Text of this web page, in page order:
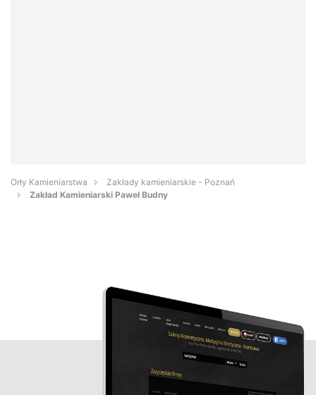
Orły Kamieniarstwa
Zakłady kamieniarskie - Poznań
Zakład Kamieniarski Paweł Budny